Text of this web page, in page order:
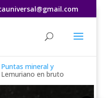
Puntas mineral y
en bruto